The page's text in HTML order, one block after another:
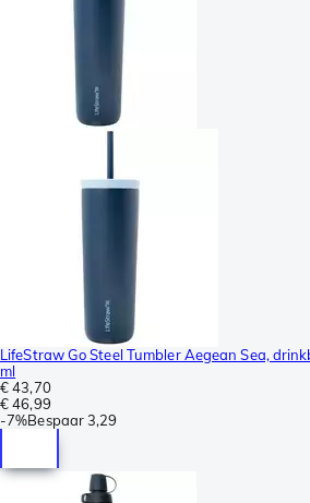
LifeStraw Go Steel Tumbler Aegean Sea,
ml
€ 43,70
€ 46,99
-7%Bespaar3,29